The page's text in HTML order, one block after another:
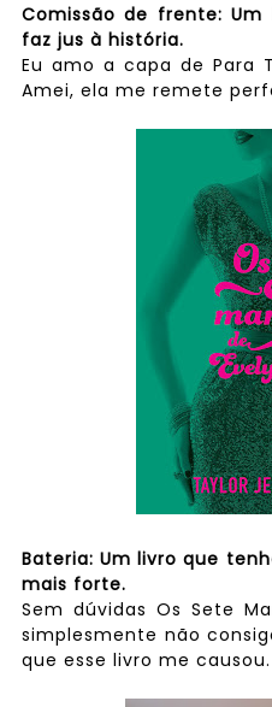
Comissão de frente:
faz jus à história.
Eu amo a capa de Para
Amei, ela me remete
Bateria: Um livro que
mais forte.
Sem dúvidas Os Sete
simplesmente não
que esse livro me causou.